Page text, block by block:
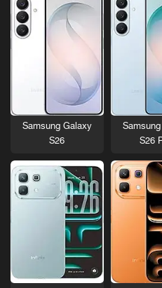
S26
Samsung Galaxy
S26